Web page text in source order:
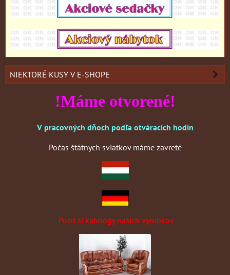
NIEKTORÉ KUSY V E-SHOPE
!Máme otvorené!
V pracovných dňoch podľa otváracích hodín
Počas štátnych sviatkov máme zavreté
Pozri si katalógy našich výrobkov